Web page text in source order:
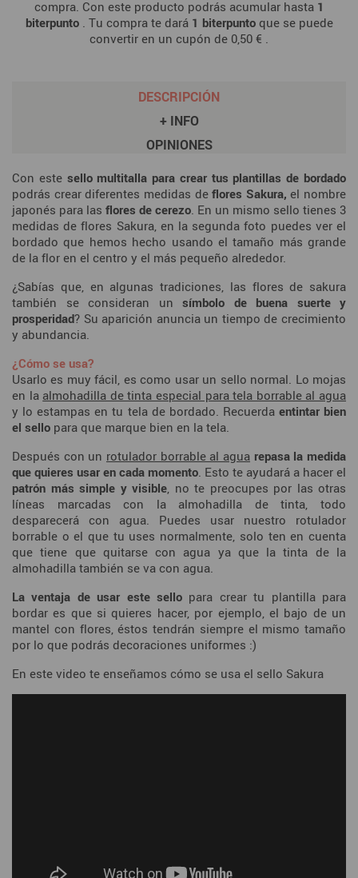
compra. Con este producto podrás acumular hasta 1
biterpunto. Tu compra te dará 1 biterpuntoque se puede
convertir en un cupón de 0,50 € .
DESCRIPCIÓN
+ INFO
OPINIONES
Con este sello multitalla para crear tus plantillas de bordado
podrás crear diferentes medidas deflores Sakura, el nombre
japonés para las flores de cerezo. En un mismo sello tienes 3
medidas de flores Sakura, en la segunda foto puedes ver el
bordado que hemos hecho usando el tamaño más grande
de la flor en el centro y el más pequeño alrededor.
¿Sabías que, en algunas tradiciones, las flores de sakura
también se consideran un símbolo de buena suerte y
prosperidad? Su aparición anuncia un tiempo de crecimiento
y abundancia.
¿Cómo se usa?
Usarlo es muy fácil, es como usar un sello normal. Lo mojas
en la almohadilla de tinta especial para tela borrable al agua
y lo estampas en tu tela de bordado. Recuerda entintar bien
el sello para que marque bien en la tela.
Después con un rotulador borrable al agua repasa la medida
que quieres usar en cada momento. Esto te ayudará a hacer el
patrón más simple y visible, no te preocupes por las otras
líneas marcadas con la almohadilla de tinta, todo
desparecerá con agua. Puedes usar nuestro rotulador
borrable o el que tu uses normalmente, solo ten en cuenta
que tiene que quitarse con agua ya que la tinta de la
almohadilla también se va con agua.
La ventaja de usar este sello para crear tu plantilla para
bordar es que si quieres hacer, por ejemplo, el bajo de un
mantel con flores, éstos tendrán siempre el mismo tamaño
por lo que podrás decoraciones uniformes :)
En este video te enseñamos cómo se usa el sello Sakura